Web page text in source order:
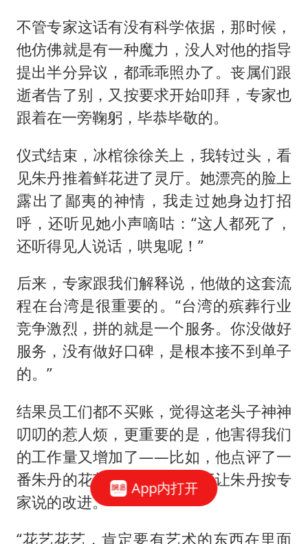
不管专家这话有没有科学依据，那时候，
他仿佛就是有一种魔力，没人对他的指导
提出半分异议，都乖乖照办了。丧属们跟
逝者告了别，又按要求开始叩拜，专家也
跟着在一旁鞠躬，毕恭毕敬的。
仪式结束，冰棺徐徐关上，我转过头，看
见朱丹推着鲜花进了灵厅。她漂亮的脸上
露出了鄙夷的神情，我走过她身边打招
呼，还听见她小声嘀咕：“这人都死了，
还听得见人说话，哄鬼呢！”
后来，专家跟我们解释说，他做的这套流
程在台湾是很重要的。“台湾的殡葬行业
竞争激烈，拼的就是一个服务。你没做好
服务，没有做好口碑，是根本接不到单子
的。”
结果员工们都不买账，觉得这老头子神神
叨叨的惹人烦，更重要的是，他害得我们
的工作量又增加了——比如，他点评了一
番朱丹的花艺，副站长就再三让朱丹按专
家说的改进。
“花艺花艺，肯定要有艺术的东西在里面
App内打开